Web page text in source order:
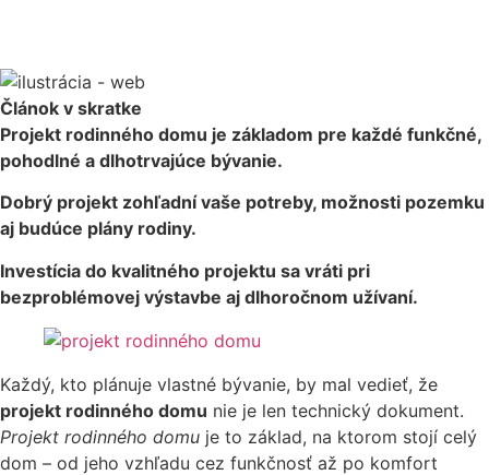
Článok v skratke
Projekt rodinného domu je základom pre každé funkčné,
pohodlné a dlhotrvajúce bývanie.
Dobrý projekt zohľadní vaše potreby, možnosti pozemku
aj budúce plány rodiny.
Investícia do kvalitného projektu sa vráti pri
bezproblémovej výstavbe aj dlhoročnom užívaní.
Každý, kto plánuje vlastné bývanie, by mal vedieť, že
projekt rodinného domu nie je len technický dokument.
Projekt rodinného domu je to základ, na ktorom stojí celý
dom – od jeho vzhľadu cez funkčnosť až po komfort